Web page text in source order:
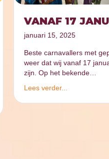
VANAF 17
januari 15, 2025
Beste carnavallers met
weer dat wij vanaf 17
zijn. Op het bekende…
Lees verder...